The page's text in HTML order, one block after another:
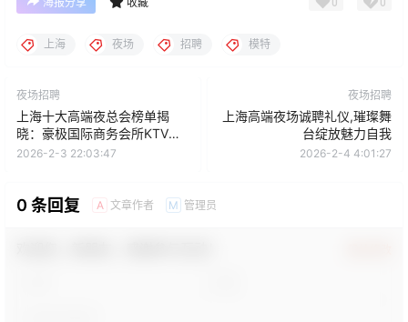
上海 夜场 招聘 模特
夜场招聘
上海十大高端夜总会榜单揭
晓：豪极国际商务会所KTV登
顶奢华之选
2026-2-3 22:03:47
夜场招聘
上海高端夜场诚聘礼仪,璀璨舞
台绽放魅力自我
2026-2-4 4:01:27
0 条回复 A 文章作者 M 管理员